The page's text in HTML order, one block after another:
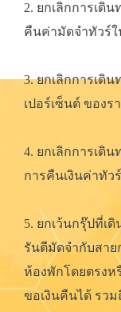
2. ยกเลิกการเดิ
คืนค่ามัดจำทัวร์
3. ยกเลิกการเดิ
เปอร์เซ็นต์ ของ
4. ยกเลิกการเดิ
การคืนเงินค่าทั
5. ยกเว้นกรุ๊ปที่เ
รันตีมัดจำกับสา
ห้องพักโดยตรงห
ขอเงินคืนได้ รวม